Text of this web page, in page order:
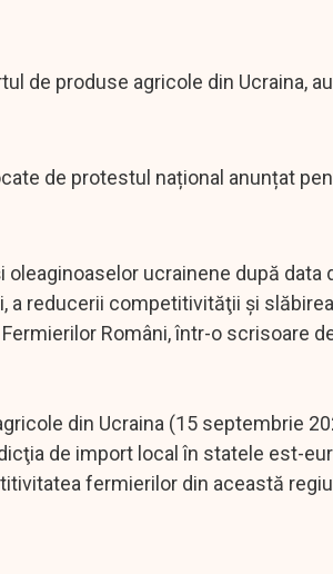
de produse agricole din Ucraina,
de protestul național anunțat
ucrainene după data
a reducerii competitivităţii şi
Români, într-o scrisoare
din Ucraina (15 septembrie
de import local în statele est-
fermierilor din această